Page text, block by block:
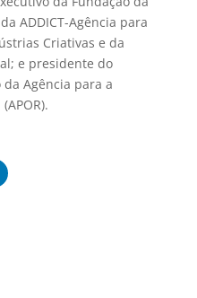
ADDICT-Agência para
Criativas e da
e presidente do
Agência para a